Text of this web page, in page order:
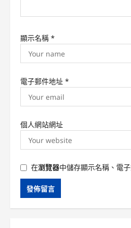
顯示名稱 *
電子郵件地址 *
個人網站網址
在瀏覽器中儲存顯示名稱、電